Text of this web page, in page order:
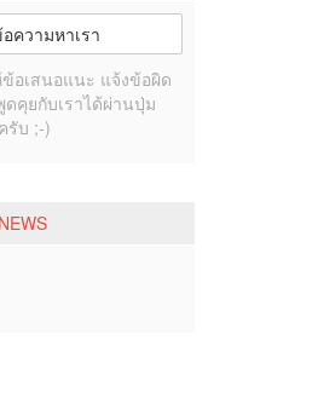
ความหาเรา
อเสนอแนะ แจ้งข้อผิด
คุยกับเราได้ผ่านปุ่ม
รับ ;-)